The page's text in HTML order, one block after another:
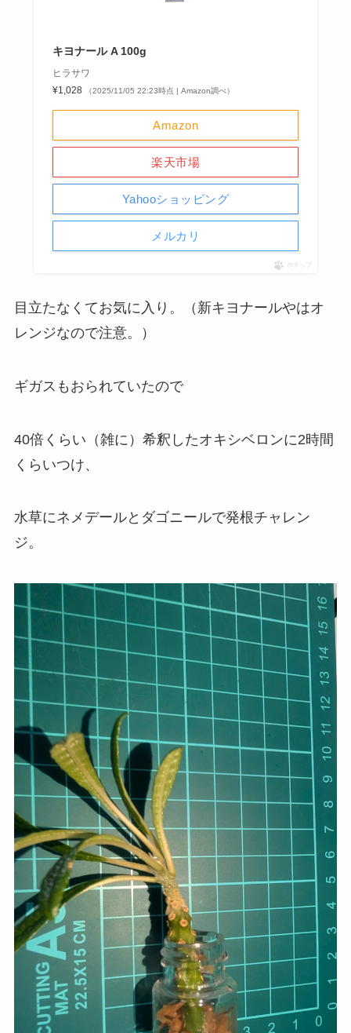
キヨナール A 100g
ヒラサワ
¥1,028
（2025/11/05 22:23時点 | Amazon調べ）
Amazon
楽天市場
Yahooショッピング
メルカリ
ポチップ
目立たなくてお気に入り。（新キヨナールやはオ
レンジなので注意。）
ギガスもおられていたので
40倍くらい（雑に）希釈したオキシベロンに2時間
くらいつけ、
水草にネメデールとダゴニールで発根チャレン
ジ。